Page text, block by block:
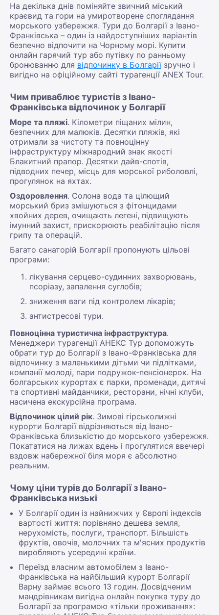
На декілька днів поміняйте звичний міський
краєвид та гори на умиротворене споглядання
морського узбережжя. Тури до Болгарії з Івано-
Франківська – один із найдоступніших варіантів
безпечно відпочити на Чорному морі. Купити
онлайн гарячий тур або путівку по ранньому
бронюванню для відпочинку в Болгаріїзручно і
вигідно на офіційному сайті турагенції ANEX Tour.
Чим приваблює туристів з Івано-
Франківська відпочинок у Болгарії
Море та пляжі. Кілометри піщаних мілин,
безпечних для малюків. Десятки пляжів, які
отримали за чистоту та повноцінну
інфраструктуру міжнародний знак якості
Блакитний прапор. Десятки дайв-спотів,
підводних печер, місць для морської риболовлі,
прогулянок на яхтах.
Оздоровлення. Солона вода та цілющий
морський бриз змішуються з фітонцидами
хвойних дерев, очищають легені, підвищують
імунний захист, прискорюють реабілітацію після
грипу та операцій.
Багато санаторій Болгарії пропонують цільові
програми:
лікування серцево-судинних захворювань,
псоріазу, запалення суглобів;
зниження ваги під контролем лікарів;
антистресові тури.
Повноцінна туристична інфраструктура.
Менеджери турагенції АНЕКС Тур допоможуть
обрати тур до Болгарії з Івано-Франківська для
відпочинку з маленькими дітьми чи підлітками,
компанії молоді, пари подружок-пенсіонерок. На
болгарських курортах є парки, променади, дитячі
та спортивні майданчики, ресторани, нічні клуби,
насичена екскурсійна програма.
Відпочинок цілий рік. Зимові гірськолижні
курорти Болгарії відрізняються від Івано-
Франківська близькістю до морського узбережжя.
Покататися на лижах вдень і прогулятися ввечері
вздовж набережної біля моря є абсолютно
реальним.
Чому ціни турів до Болгарії з Івано-
Франківська низькі
У Болгарії один із найнижчих у Європі індексів
вартості життя: порівняно дешева земля,
нерухомість, послуги, транспорт. Більшість
фруктів, овочів, молочних та м'ясних продуктів
виробляють усередині країни.
Переїзд власним автомобілем з Івано-
Франківська на найбільший курорт Болгарії
Варну займає всього 13 годин. Досвідченим
мандрівникам вигідна онлайн покупка туру до
Болгарії за програмою «тільки проживання»: